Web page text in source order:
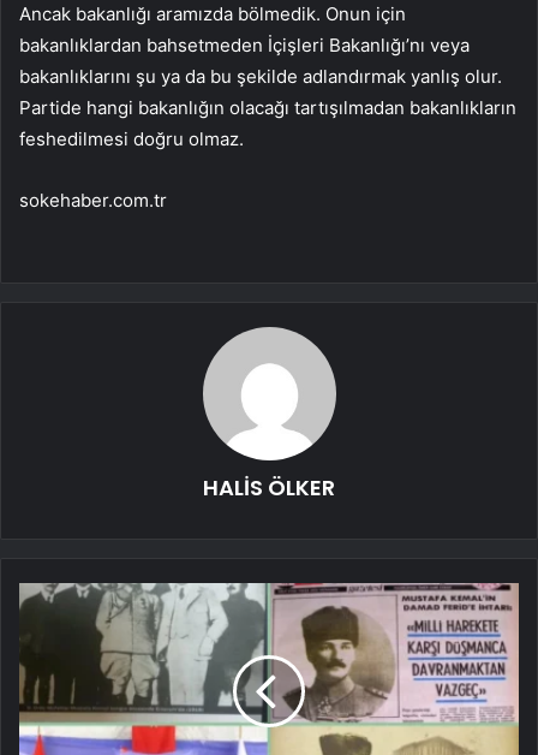
Ancak bakanlığı aramızda bölmedik. Onun için
bakanlıklardan bahsetmeden İçişleri Bakanlığı’nı veya
bakanlıklarını şu ya da bu şekilde adlandırmak yanlış olur.
Partide hangi bakanlığın olacağı tartışılmadan bakanlıkların
feshedilmesi doğru olmaz.
sokehaber.com.tr
HALİS ÖLKER